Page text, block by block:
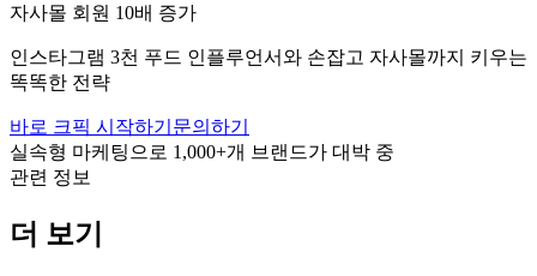
자사몰 회원 10배 증가
인스타그램 3천 푸드 인플루언서와 손잡고 자사몰까지 키우는
똑똑한 전략
바로 크픽 시작하기 문의하기
실속형 마케팅으로 1,000+개 브랜드가 대박 중
관련 정보
더 보기